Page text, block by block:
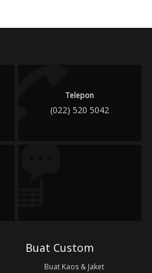
Telepon
(022) 520 5042
Buat Custom
Buat Kaos & Jaket